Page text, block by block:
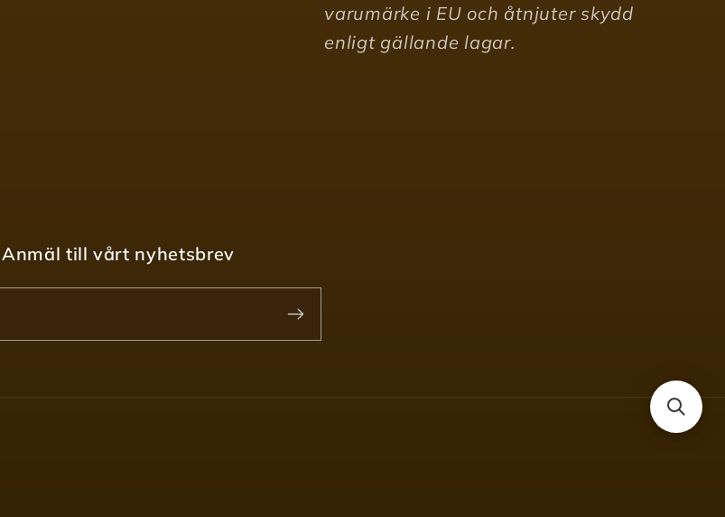
varumärke i EU och åtnjuter skydd
enligt gällande lagar.
Anmäl till vårt nyhetsbrev